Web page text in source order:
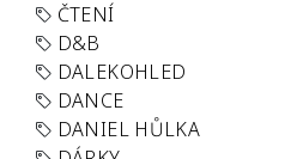
ČTENÍ
D&B
DALEKOHLED
DANCE
DANIEL HŮLKA